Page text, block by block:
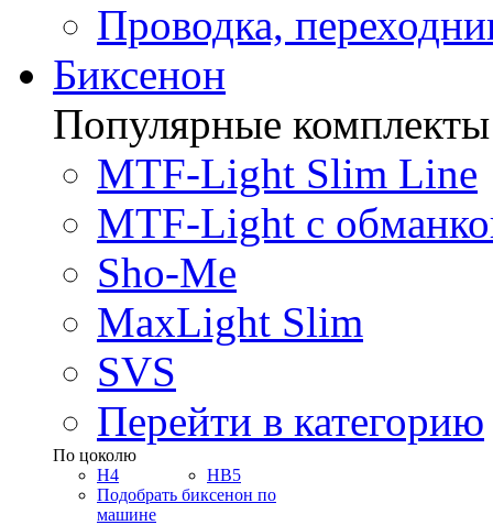
Проводка,
Биксенон
Популярные комплекты
MTF-Light Slim Line
MTF-Light с
Sho-Me
MaxLight Slim
SVS
Перейти в категорию
По цоколю
H4
HB5
Подобрать биксенон по
машине